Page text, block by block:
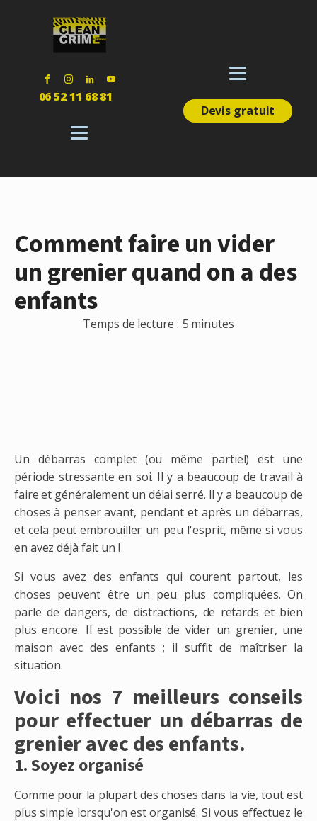
06 52 11 68 81
Devis gratuit
Comment faire un vider
un grenier quand on a des
enfants
Temps de lecture : 5 minutes
Un débarras complet (ou même partiel) est une
période stressante en soi. Il y a beaucoup de travail à
faire et généralement un délai serré. Il y a beaucoup de
choses à penser avant, pendant et après un débarras,
et cela peut embrouiller un peu l'esprit, même si vous
en avez déjà fait un !
Si vous avez des enfants qui courent partout, les
choses peuvent être un peu plus compliquées. On
parle de dangers, de distractions, de retards et bien
plus encore. Il est possible de vider un grenier, une
maison avec des enfants ; il suffit de maîtriser la
situation.
Voici nos 7 meilleurs conseils
pour effectuer un débarras de
grenier avec des enfants.
1. Soyez organisé
Comme pour la plupart des choses dans la vie, tout est
plus simple lorsqu'on est organisé. Si vous effectuez le